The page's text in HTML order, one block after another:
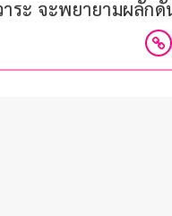
าระ จะพยายามผลั